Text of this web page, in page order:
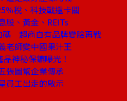
稅、科技戰還卡關
股、黃金、REITs
碼 超商自有品牌變臉再戰
師變中國果汁王
神秘保鑣曝光！
張圖幫企業傳承
員工出走的啟示